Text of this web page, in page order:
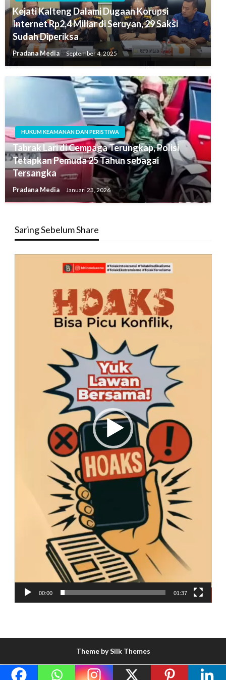
Kejati Kalteng Dalami Dugaan Korupsi
Internet Rp2,4 Miliar di Seruyan, 29 Saksi
Sudah Diperiksa
Pradana Media September 4, 2025
HUKUM KEAMANAN DAN PERISTIWA
Tabrak Lari di Cempaga Terungkap, Polisi
Tetapkan Pemuda 25 Tahun sebagai
Tersangka
Pradana Media Januari 23, 2026
Saring Sebelum Share
00:00 01:37
Theme by Silk Themes